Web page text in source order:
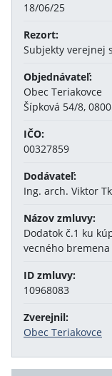
18/06/25
Rezort:
Subjekty verejnej
Objednávateľ:
Obec Teriakovce
Šípková 54/8,
IČO:
00327859
Dodávateľ:
Ing. arch. Viktor
Názov zmluvy:
Dodatok č.1 ku
vecného bremena
ID zmluvy:
10968083
Zverejnil:
Obec Teriakovce